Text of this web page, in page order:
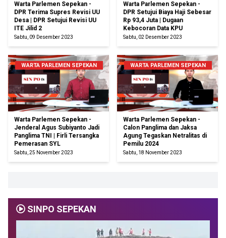
Warta Parlemen Sepekan -
DPR Terima Supres Revisi UU
Desa | DPR Setujui Revisi UU
ITE Jilid 2
Sabtu, 09 Desember 2023
Warta Parlemen Sepekan -
DPR Setujui Biaya Haji Sebesar
Rp 93,4 Juta | Dugaan
Kebocoran Data KPU
Sabtu, 02 Desember 2023
WARTA PARLEMEN SEPEKAN
Warta Parlemen Sepekan -
Jenderal Agus Subiyanto Jadi
Panglima TNI | Firli Tersangka
Pemerasan SYL
Sabtu, 25 November 2023
WARTA PARLEMEN SEPEKAN
Warta Parlemen Sepekan -
Calon Panglima dan Jaksa
Agung Tegaskan Netralitas di
Pemilu 2024
Sabtu, 18 November 2023
SINPO SEPEKAN